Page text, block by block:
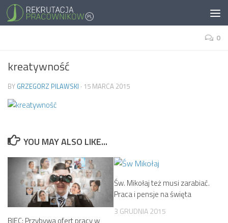
0
kreatywność
BY GRZEGORZ PILAWSKI · 15 MARCA 2015
YOU MAY ALSO LIKE...
Św. Mikołaj też musi zarabiać.
Praca i pensje na święta
3 GRUDNIA 2015